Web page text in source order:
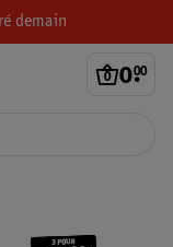
demain
0.
00